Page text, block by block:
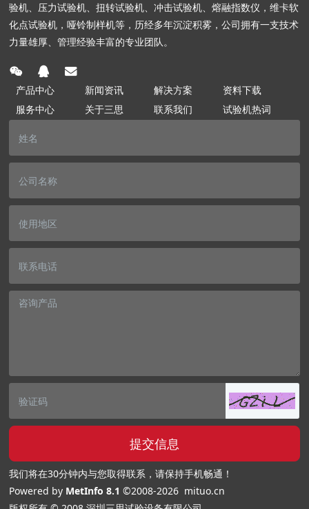
验机、压力试验机、扭转试验机、冲击试验机、熔融指数仪，维卡软
化点试验机，哑铃制样机等，历经多年沉淀积雾，公司拥有一支技术
力量雄厚、管理经验丰富的专业团队。
产品中心 新闻资讯 解决方案
资料下载
服务中心
关于三思 联系我们 试验机热词
提交信息
我们将在30分钟内与您取得联系，请保持手机畅通！
Powered by MetInfo 8.1 ©2008-2026 mituo.cn